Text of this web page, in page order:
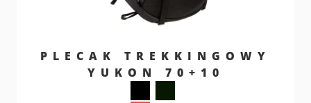
PLECAK TREKKINGOWY
YUKON 70+10